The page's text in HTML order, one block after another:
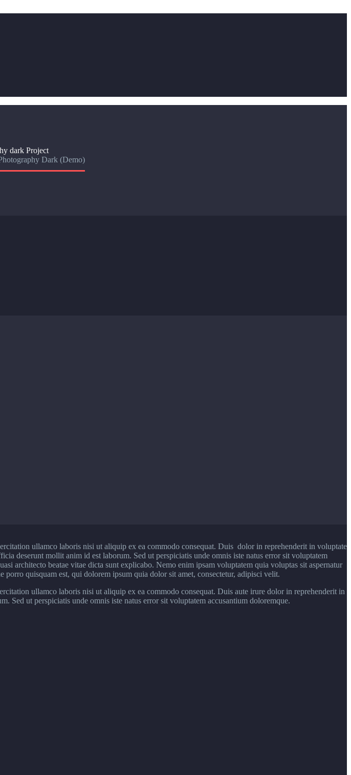
dark Project
Dark (Demo)
ullamco laboris nisi ut aliquip ex ea commodo consequat. Duis dolor in reprehenderit in voluptate
deserunt mollit anim id est laborum. Sed ut perspiciatis unde omnis iste natus error sit voluptatem
architecto beatae vitae dicta sunt explicabo. Nemo enim ipsam voluptatem quia voluptas sit aspernatur
quisquam est, qui dolorem ipsum quia dolor sit amet, consectetur, adipisci velit.
ullamco laboris nisi ut aliquip ex ea commodo consequat. Duis aute irure dolor in reprehenderit in
Sed ut perspiciatis unde omnis iste natus error sit voluptatem accusantium doloremque.